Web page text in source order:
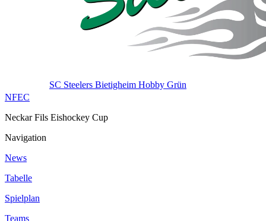
SC Steelers Bietigheim Hobby Grün
NFEC
Neckar Fils Eishockey Cup
Navigation
News
Tabelle
Spielplan
Teams